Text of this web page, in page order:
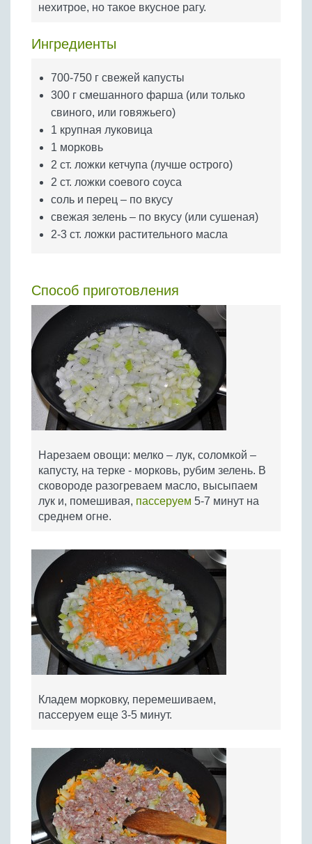
Бобовые
Крупы
нехитрое, но такое вкусное рагу.
Ингредиенты
700-750 г свежей капусты
300 г смешанного фарша (или только
свиного, или говяжьего)
1 крупная луковица
1 морковь
2 ст. ложки кетчупа (лучше острого)
2 ст. ложки соевого соуса
соль и перец – по вкусу
свежая зелень – по вкусу (или сушеная)
2-3 ст. ложки растительного масла
Способ приготовления
Нарезаем овощи: мелко – лук, соломкой –
капусту, на терке - морковь, рубим зелень. В
сковороде разогреваем масло, высыпаем
лук и, помешивая, пассеруем 5-7 минут на
среднем огне.
Кладем морковку, перемешиваем,
пассеруем еще 3-5 минут.